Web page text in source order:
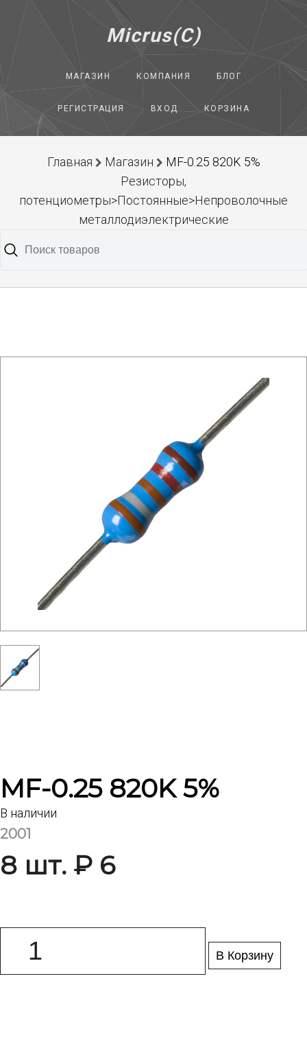
Micrus(C)
МАГАЗИН КОМПАНИЯ БЛОГ
РЕГИСТРАЦИЯ ВХОД КОРЗИНА
Главная Магазин
MF-0.25 820K 5%
Резисторы,
потенциометры>Постоянные>Непроволочные
металлодиэлектрические
MF-0.25 820K 5%
В наличии
2001
8 шт. ₽ 6
В Корзину